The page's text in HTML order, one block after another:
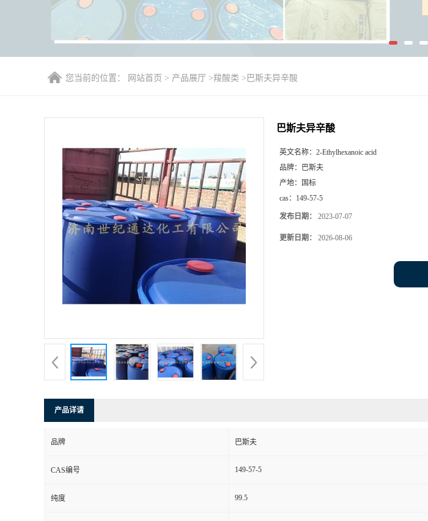
您当前的位置： 网站首页 > 产品展厅 >羧酸类 > 巴斯夫异辛酸
巴斯夫异辛酸
英文名称： 2-Ethylhexanoic acid
品牌：
巴斯夫
产地：
国标
cas： 149-57-5
发布日期： 2023-07-07
更新日期： 2026-08-06
产品详请
品牌 巴斯夫
CAS编号 149-57-5
纯度 99.5